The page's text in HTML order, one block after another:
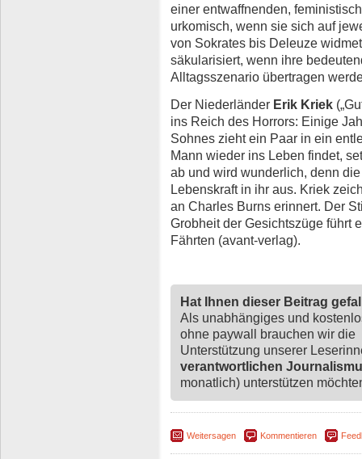
einer entwaffnenden,
urkomisch, wenn sie sich auf
von Sokrates bis Deleuze
säkularisiert, wenn ihre
Alltagsszenario übertragen
Der Niederländer Erik Kriek
ins Reich des Horrors: Einige
Sohnes zieht ein Paar in ein
Mann wieder ins Leben findet,
ab und wird wunderlich, denn
Lebenskraft in ihr aus. Kriek
an Charles Burns erinnert. Der
Grobheit der Gesichtszüge führt
Fährten (avant-verlag).
Hat Ihnen dieser Beitrag
Als unabhängiges und
ohne paywall brauchen wir die
Unterstützung unserer
verantwortlichen
monatlich) unterstützen
Weitersagen Kommentieren